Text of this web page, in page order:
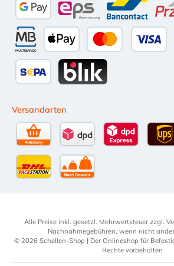
Google Pay eps Bancontact
MultibancoApple Pay
Versandarten
Alle Preise inkl. gesetzl. Mehrwertsteuer zzgl.
Nachnahmegebühren, wenn nicht
© 2026 Schellen-Shop | Der Onlineshop für
Rechte vorbehalten